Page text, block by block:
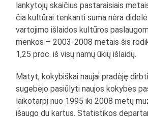
lankytojų skaičius pastaraisiais
čia kultūrai tenkanti suma nėra
vartojimo išlaidos kultūros
menkos – 2003-2008 metais šis
1,25 proc. iš visų namų ūkių išlaidų.
Matyt, kokybiškai naujai pradėję
sugebėjo pasiūlyti naujos kokybės
laikotarpį nuo 1995 iki 2008 metų
išaugo du kartus. Statistikos